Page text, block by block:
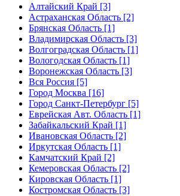
Алтайский Край [3]
Астраханская Область [2]
Брянская Область [1]
Владимирская Область [3]
Волгоградская Область [1]
Вологодская Область [1]
Воронежская Область [3]
Вся Россия [5]
Город Москва [16]
Город Санкт-Петербург [5]
Еврейская Авт. Область [1]
Забайкальский Край [1]
Ивановская Область [2]
Иркутская Область [1]
Камчатский Край [2]
Кемеровская Область [2]
Кировская Область [1]
Костромская Область [3]